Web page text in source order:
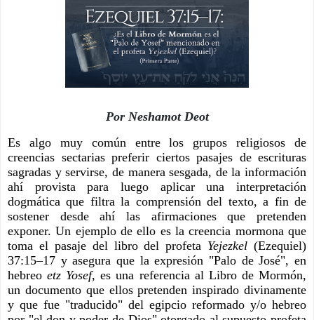
Por Neshamot Deot
Es algo muy común entre los grupos religiosos de
creencias sectarias preferir ciertos pasajes de escrituras
sagradas y servirse, de manera sesgada, de la información
ahí provista para luego aplicar una interpretación
dogmática que filtra la comprensión del texto, a fin de
sostener desde ahí las afirmaciones que pretenden
exponer. Un ejemplo de ello es la creencia mormona que
toma el pasaje del libro del profeta Yejezkel (Ezequiel)
37:15–17 y asegura que la expresión "Palo de José", en
hebreo etz Yosef, es una referencia al Libro de Mormón,
un documento que ellos pretenden inspirado divinamente
y que fue "traducido" del egipcio reformado y/o hebreo